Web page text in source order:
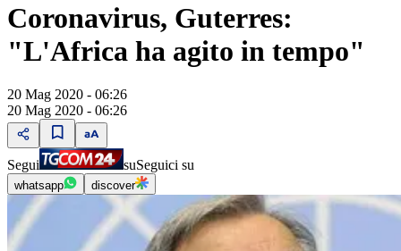
Coronavirus, Guterres:
"L'Africa ha agito in tempo"
20 Mag 2020 - 06:26
20 Mag 2020 - 06:26
Segui suSeguici su
whatsapp discover